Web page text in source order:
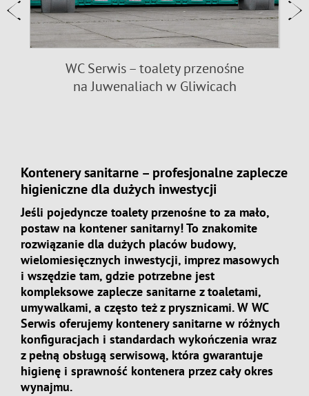
WC Serwis – toalety przenośne
na Juwenaliach w Gliwicach
Kontenery sanitarne – profesjonalne zaplecze
higieniczne dla dużych inwestycji
Jeśli pojedyncze toalety przenośne to za mało,
postaw na kontener sanitarny! To znakomite
rozwiązanie dla dużych placów budowy,
wielomiesięcznych inwestycji, imprez masowych
i wszędzie tam, gdzie potrzebne jest
kompleksowe zaplecze sanitarne z toaletami,
umywalkami, a często też z prysznicami. W WC
Serwis oferujemy kontenery sanitarne w różnych
konfiguracjach i standardach wykończenia wraz
z pełną obsługą serwisową, która gwarantuje
higienę i sprawność kontenera przez cały okres
wynajmu.